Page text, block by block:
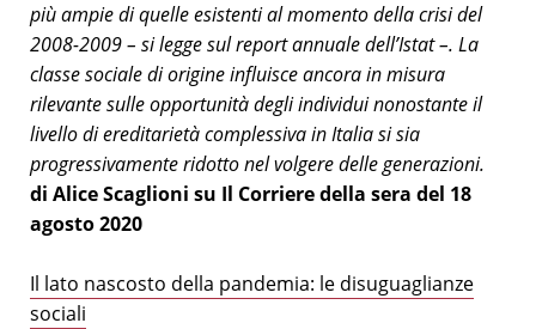
più ampie di quelle esistenti al momento della crisi del
2008-2009 – si legge sul report annuale dell’Istat –. La
classe sociale di origine influisce ancora in misura
rilevante sulle opportunità degli individui nonostante il
livello di ereditarietà complessiva in Italia si sia
progressivamente ridotto nel volgere delle generazioni.
di Alice Scaglioni su Il Corriere della sera del 18
agosto 2020
Il lato nascosto della pandemia: le disuguaglianze
sociali